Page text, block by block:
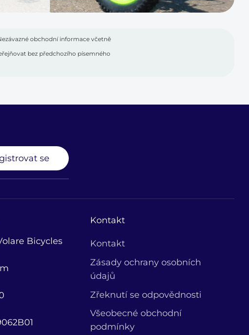
obchodní informace včetně
bez předchozího písemného
se
Bicycles
Kontakt
Kontakt
Zásady ochrany osobních
údajů
Zřeknutí se odpovědnosti
Všeobecné obchodní
podmínky